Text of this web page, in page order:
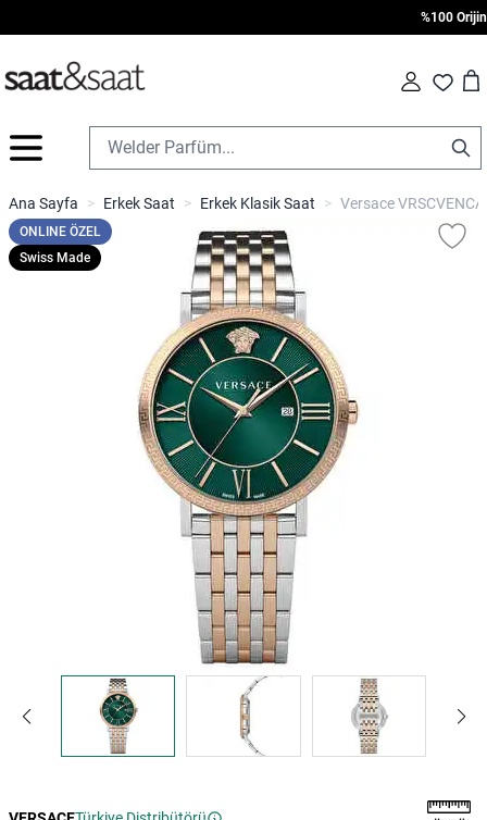
%100
Fav Cart
İçeriğe geç
Ana Sayfa > Erkek Saat > Erkek Klasik Saat > Versace
ONLINE ÖZEL
Swiss Made